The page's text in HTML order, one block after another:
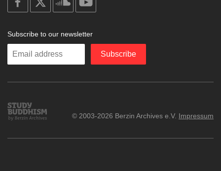
facebook
soundcloud
Subscribe to our newsletter
Enter
Subscribe
Study
Buddhism
© 2003-2026 Berzin Archives e.V. Impressum